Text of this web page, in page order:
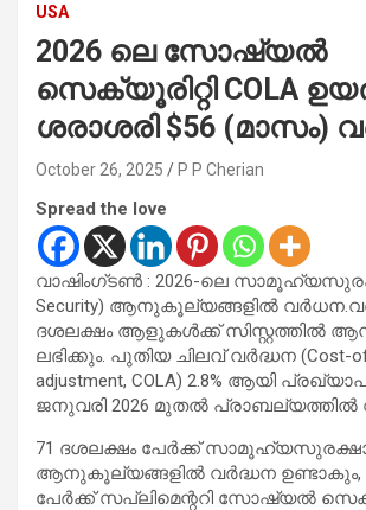
USA
2026 ലെ സോഷ്യൽ
സെക്യൂരിറ്റി COLA
ശരാശരി $56 (മാസം)
October 26, 2025 P P Cherian
Spread the love
വാഷിംഗ്ടൺ : 2026-ലെ
Security) ആനുകൂല്യങ്ങളിൽ
ദശലക്ഷം ആളുകൾക്ക് സിസ്റ്റത്തിൽ
ലഭിക്കും. പുതിയ ചിലവ് വർദ്ധന (Cost-
adjustment, COLA) 2.8% ആയി
ജനുവരി 2026 മുതൽ പ്രാബല്യത്തിൽ
71 ദശലക്ഷം പേർക്ക്
ആനുകൂല്യങ്ങളിൽ വർദ്ധന ഉണ്ടാകും,
പേർക്ക് സപ്ലിമെന്ററി സോഷ്യൽ